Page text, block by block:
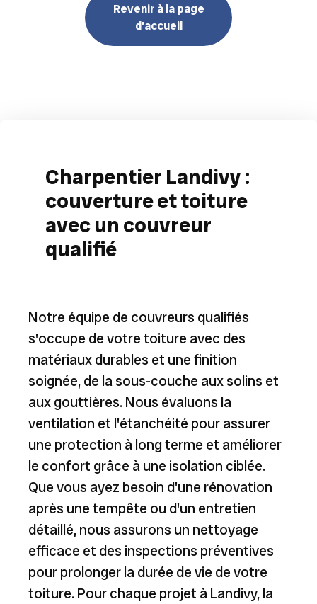
Revenir à la page
d’accueil
Charpentier Landivy :
couverture et toiture
avec un couvreur
qualifié
Notre équipe de couvreurs qualifiés
s'occupe de votre toiture avec des
matériaux durables et une finition
soignée, de la sous-couche aux solins et
aux gouttières. Nous évaluons la
ventilation et l'étanchéité pour assurer
une protection à long terme et améliorer
le confort grâce à une isolation ciblée.
Que vous ayez besoin d'une rénovation
après une tempête ou d'un entretien
détaillé, nous assurons un nettoyage
efficace et des inspections préventives
pour prolonger la durée de vie de votre
toiture. Pour chaque projet à Landivy, la